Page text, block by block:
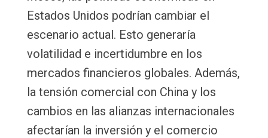
Estados Unidos podrían cambiar el
escenario actual. Esto generaría
volatilidad e incertidumbre en los
mercados financieros globales. Además,
la tensión comercial con China y los
cambios en las alianzas internacionales
afectarían la inversión y el comercio